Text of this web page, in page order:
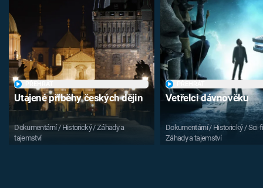
Utajené příběhy českých dějin
Dokumentární / Historický / Záhady a
tajemství
Vetřelci dávnověku
Dokumentární / Historický / Sci-
Záhady a tajemství